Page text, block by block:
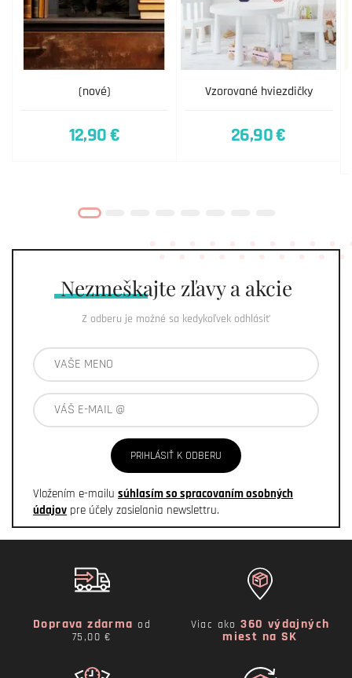
(nové)
12,90 €
Vzorované hviezdičky
26,90 €
Nezmeškajte zľavy a akcie
Z odberu je možné sa kedykoľvek odhlásiť
PRIHLÁSIŤ K ODBERU
Vložením e-mailu súhlasím so spracovaním osobných
údajov pre účely zasielania newslettru.
Doprava zdarma od
75,00 €
Viac ako360 výdajných
miest na SK